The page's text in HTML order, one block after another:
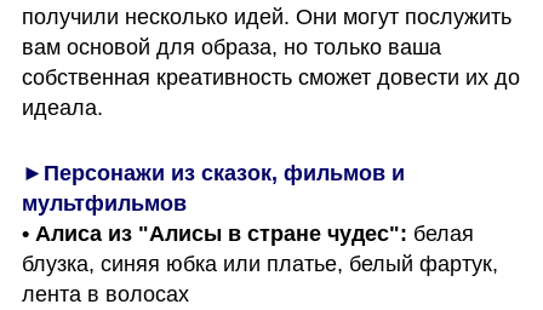
получили несколько идей. Они могут послужить
вам основой для образа, но только ваша
собственная креативность сможет довести их до
идеала.
►Персонажи из сказок, фильмов и
мультфильмов
• Алиса из "Алисы в стране чудес": белая
блузка, синяя юбка или платье, белый фартук,
лента в волосах